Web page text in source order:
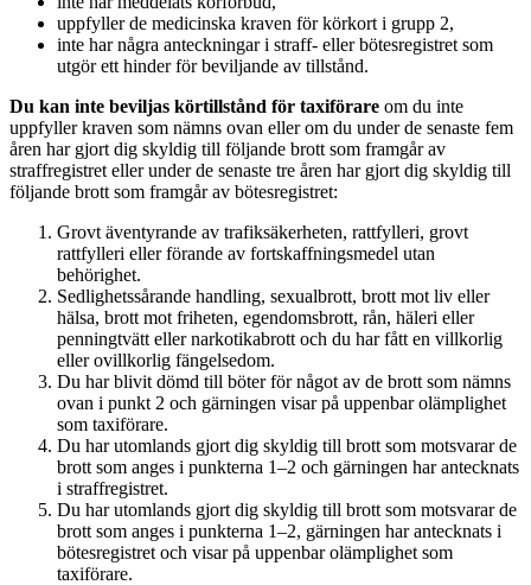
uppfyller de medicinska kraven för körkort i grupp 2,
inte har några anteckningar i straff- eller bötesregistret som
utgör ett hinder för beviljande av tillstånd.
Du kan inte beviljas körtillstånd för taxiförare om du inte
uppfyller kraven som nämns ovan eller om du under de senaste fem
åren har gjort dig skyldig till följande brott som framgår av
straffregistret eller under de senaste tre åren har gjort dig skyldig till
följande brott som framgår av bötesregistret:
Grovt äventyrande av trafiksäkerheten, rattfylleri, grovt
rattfylleri eller förande av fortskaffningsmedel utan
behörighet.
Sedlighetssårande handling, sexualbrott, brott mot liv eller
hälsa, brott mot friheten, egendomsbrott, rån, häleri eller
penningtvätt eller narkotikabrott och du har fått en villkorlig
eller ovillkorlig fängelsedom.
Du har blivit dömd till böter för något av de brott som nämns
ovan i punkt 2 och gärningen visar på uppenbar olämplighet
som taxiförare.
Du har utomlands gjort dig skyldig till brott som motsvarar de
brott som anges i punkterna 1–2 och gärningen har antecknats
i straffregistret.
Du har utomlands gjort dig skyldig till brott som motsvarar de
brott som anges i punkterna 1–2, gärningen har antecknats i
bötesregistret och visar på uppenbar olämplighet som
taxiförare.